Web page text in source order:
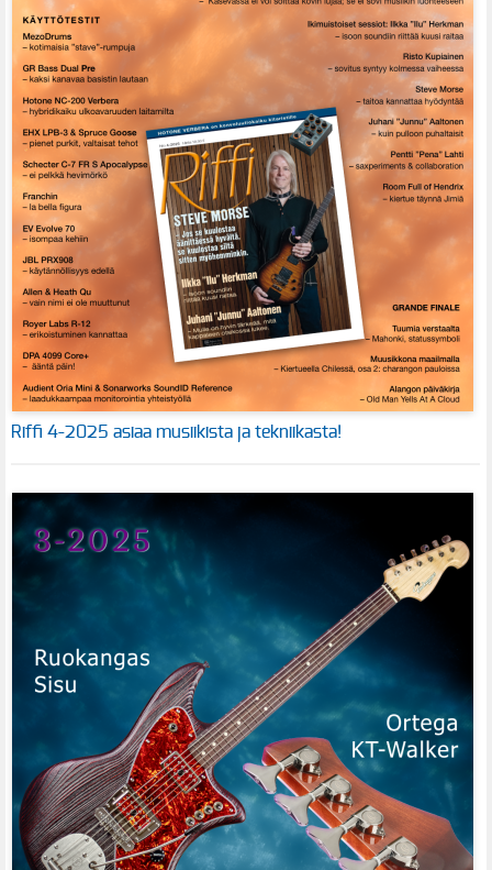
Riffi 4-2025 asiaa musiikista ja tekniikasta!